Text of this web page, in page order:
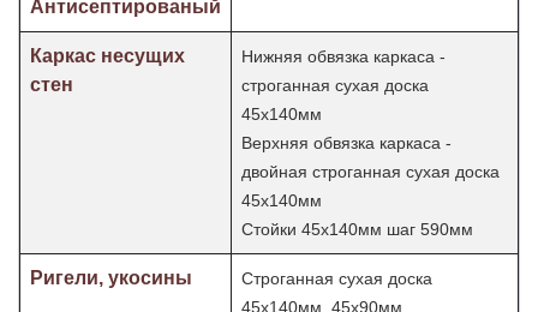
Антисептированый
Каркас несущих
стен
Нижняя обвязка каркаса -
строганная сухая доска
45х140мм
Верхняя обвязка каркаса -
двойная строганная сухая доска
45х140мм
Стойки 45х140мм шаг 590мм
Ригели, укосины
Строганная сухая доска
45х140мм, 45х90мм